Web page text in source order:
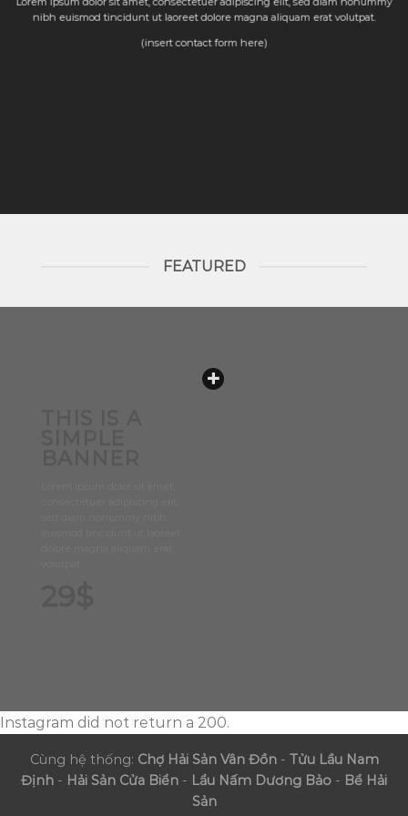
nibh euismod tincidunt ut laoreet dolore magna aliquam erat volutpat.
(insert contact form here)
FEATURED
Instagram did not return a 200.
Cùng hệ thống: Chợ Hải Sản Vân Đồn- Tửu Lầu Nam
Định - Hải Sản Cửa Biển - Lẩu Nấm Dương Bảo - Bể Hải
Sản